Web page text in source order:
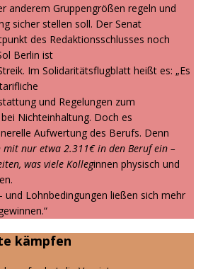
anderem Gruppengrößen regeln und
sicher stellen soll. Der Senat
des Redaktionsschlusses noch
Berlin ist
Im Solidaritätsflugblatt heißt es: „Es
und Regelungen zum
Nichteinhaltung. Doch es
Aufwertung des Berufs. Denn
mit nur etwa 2.311€ in den Beruf ein –
was viele Kolleginnen physisch und
und Lohnbedingungen ließen sich mehr
kämpfen